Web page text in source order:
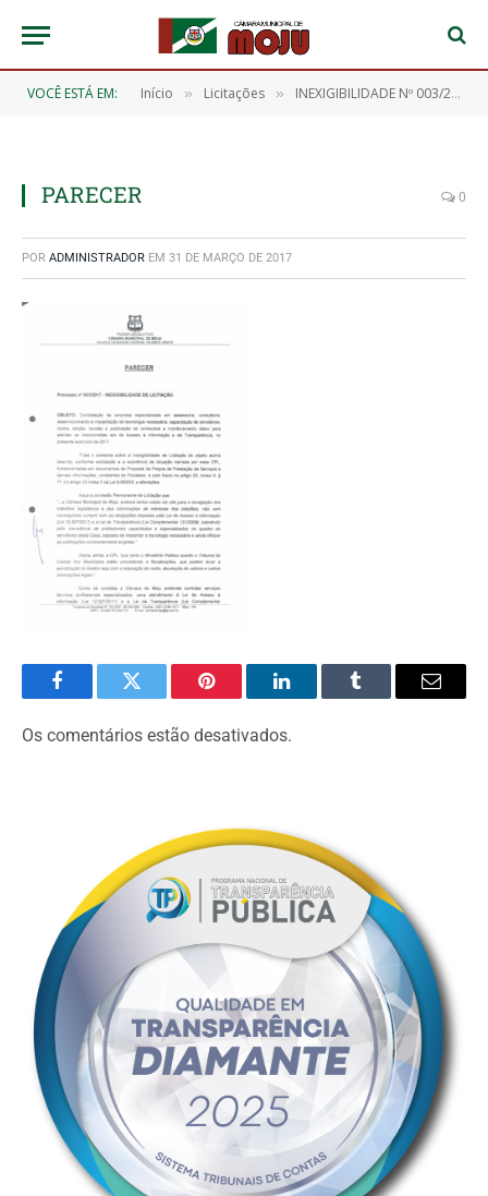
VOCÊ ESTÁ EM: Início » Licitações » INEXIGIBILIDADE Nº 003/2017
PARECER 0
POR ADMINISTRADOR EM 31 DE MARÇO DE 2017
FacebookTwitter Pinterest O
LinkedIn
Tumblr
E-
Os comentários estão desativados.